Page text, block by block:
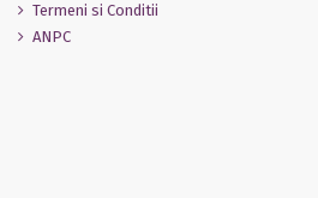
Termeni si Conditii
ANPC